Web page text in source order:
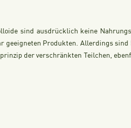
sind ausdrücklich keine
geeigneten Produkten. Allerdings sind
der verschränkten Teilchen,